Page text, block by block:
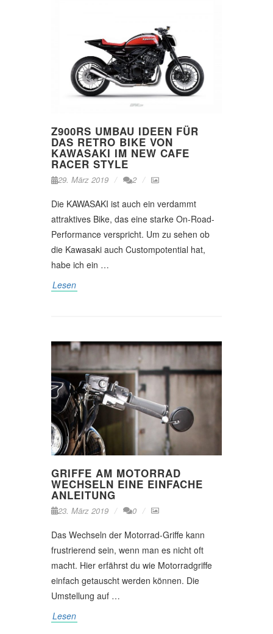
Z900RS UMBAU IDEEN FÜR
DAS RETRO BIKE VON
KAWASAKI IM NEW CAFE
RACER STYLE
29. März 2019 2
Die KAWASAKI ist auch ein verdammt
attraktives Bike, das eine starke On-Road-
Performance verspricht. Um zu sehen ob
die Kawasaki auch Custompotential hat,
habe ich ein …
Lesen
GRIFFE AM MOTORRAD
WECHSELN EINE EINFACHE
ANLEITUNG
23. März 2019 0
Das Wechseln der Motorrad-Griffe kann
frustrierend sein, wenn man es nicht oft
macht. Hier erfährst du wie Motorradgriffe
einfach getauscht werden können. Die
Umstellung auf …
Lesen